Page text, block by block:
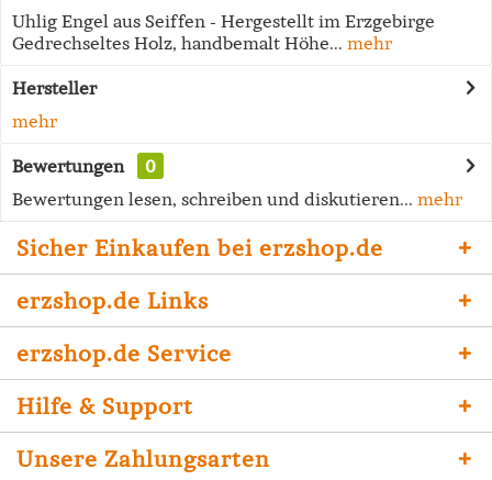
Uhlig Engel aus Seiffen - Hergestellt im Erzgebirge
Gedrechseltes Holz, handbemalt Höhe... mehr
Hersteller
mehr
Bewertungen
0
Bewertungen lesen, schreiben und diskutieren... mehr
Sicher Einkaufen bei erzshop.de
erzshop.de Links
erzshop.de Service
Hilfe & Support
Unsere Zahlungsarten